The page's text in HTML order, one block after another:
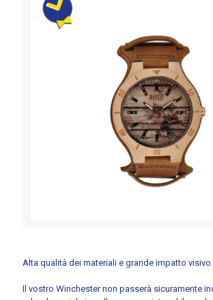
Alta qualità dei materiali e grande impatto
Il vostro Winchester non passerà sicuramente